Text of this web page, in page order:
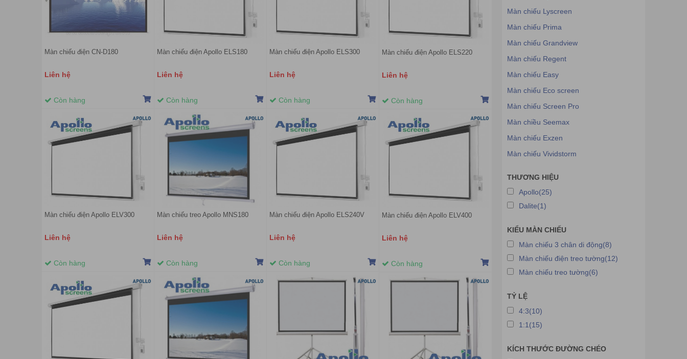
Màn chiếu điện CN-D180
Liên hệ
Còn hàng
Màn chiếu điện Apollo ELS180
Liên hệ
Còn hàng
Màn chiếu điện Apollo ELS300
Liên hệ
Còn hàng
Màn chiếu điện Apollo ELS220
Liên hệ
Còn hàng
Màn chiếu điện Apollo ELV300
Liên hệ
Còn hàng
Màn chiếu treo Apollo MNS180
Liên hệ
Còn hàng
Màn chiếu điện Apollo ELS240V
Liên hệ
Còn hàng
Màn chiếu điện Apollo ELV400
Liên hệ
Còn hàng
Màn chiếu Lyscreen
Màn chiếu Prima
Màn chiếu Grandview
Màn chiếu Regent
Màn chiếu Easy
Màn chiếu Eco screen
Màn chiếu Screen Pro
Màn chiều Seemax
Màn chiếu Exzen
Màn chiếu Vividstorm
THƯƠNG HIỆU
Apollo(25)
Dalite(1)
KIỂU MÀN CHIẾU
Màn chiếu 3 chân di động(8)
Màn chiếu điện treo tường(12)
Màn chiếu treo tường(6)
TỶ LỆ
4:3(10)
1:1(15)
KÍCH THƯỚC ĐƯỜNG CHÉO